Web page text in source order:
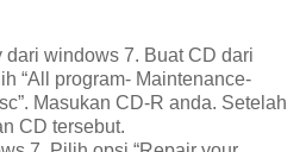
dari windows 7. Buat CD dari
“All program- Maintenance-
Masukan CD-R anda. Setelah
CD tersebut.